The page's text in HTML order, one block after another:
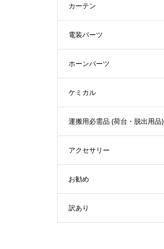
カーテン
電装パーツ
ホーンパーツ
ケミカル
運搬用必需品 (荷台・脱出用品)
アクセサリー
お勧め
訳あり